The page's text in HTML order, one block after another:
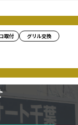
取付
グリル交換